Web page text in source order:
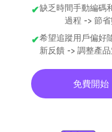
缺乏時間手動編碼
過程 -> 節省
希望追蹤用戶偏好
新反饋 -> 調整產
免費開始